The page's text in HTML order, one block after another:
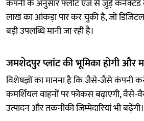
कंपनी के अनुसार फ्लीट एज से जुड़े कनेक्टेड
लाख का आंकड़ा पार कर चुकी है, जो डिजिटल
बड़ी उपलब्धि मानी जा रही है।
जमशेदपुर प्लांट की भूमिका होगी और
विशेषज्ञों का मानना है कि जैसे-जैसे कंपनी
कमर्शियल वाहनों पर फोकस बढ़ाएगी, वैसे-
उत्पादन और तकनीकी जिम्मेदारियां भी बढ़ेंगी।